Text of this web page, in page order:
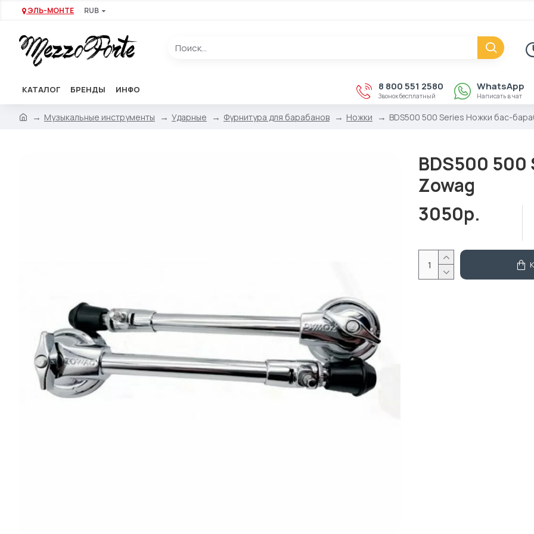
ЭЛЬ-МОНТЕ RUB
КАТАЛОГ БРЕНДЫ ИНФО 8 800 551 2580
Звонок бесплатный
WhatsApp
Написать в чат
Музыкальные инструменты Ударные Фурнитура для барабанов Ножки BDS500 500 Series Ножки бас-
BDS500 500
Zowag
3050р.